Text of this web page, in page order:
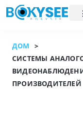
ДОМ
>
СИСТЕМЫ
ПРОИЗВОДИТЕЛЕЙ